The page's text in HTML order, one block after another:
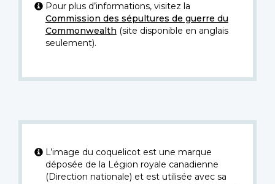
Pour plus d’informations, visitez la
Commission des sépultures de guerre du
Commonwealth (site disponible en anglais
seulement).
L’image du coquelicot est une marque
déposée de la Légion royale canadienne
(Direction nationale) et est utilisée avec sa